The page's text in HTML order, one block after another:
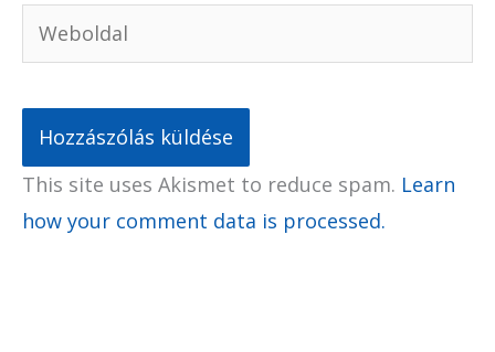
Weboldal
This site uses Akismet to reduce spam. Learn
how your comment data is processed.